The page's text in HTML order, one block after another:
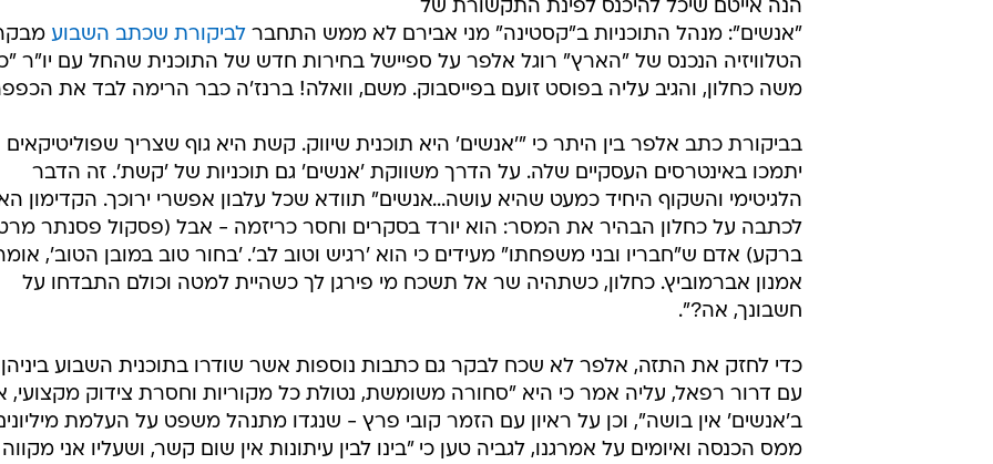
הנה אייטם שיכל להיכנס לפינת התקשורת של
"אנשים": מנהל התוכניות ב"קסטינה" מני אבירם לא ממש התחבר לביקורת שכתב השבוע
הטלוויזיה הנכנס של "הארץ" רוגל אלפר על ספיישל בחירות חדש של התוכנית שהחל עם יו"ר
משה כחלון, והגיב עליה בפוסט זועם בפייסבוק. משם, וואלה! ברנז'ה כבר הרימה לבד את
בביקורת כתב אלפר בין היתר כי "'אנשים' היא תוכנית שיווק. קשת היא גוף שצריך שפוליטיקאים
יתמכו באינטרסים העסקיים שלה. על הדרך משווקת 'אנשים' גם תוכניות של 'קשת'. זה הדבר
הלגיטימי והשקוף היחיד כמעט שהיא עושה...אנשים" תוודא שכל עלבון אפשרי ירוכך. הקדימון
לכתבה על כחלון הבהיר את המסר: הוא יורד בסקרים וחסר כריזמה - אבל (פסקול פסנתר
ברקע) אדם ש"חבריו ובני משפחתו" מעידים כי הוא 'רגיש וטוב לב'. 'בחור טוב במובן הטוב',
אמנון אברמוביץ. כחלון, כשתהיה שר אל תשכח מי פירגן לך כשהיית למטה וכולם התבדחו על
חשבונך, אה?".
כדי לחזק את התזה, אלפר לא שכח לבקר גם כתבות נוספות אשר שודרו בתוכנית השבוע ביניהן
עם דרור רפאל, עליה אמר כי היא "סחורה משומשת, נטולת כל מקוריות וחסרת צידוק מקצועי,
ב'אנשים' אין בושה", וכן על ראיון עם הזמר קובי פרץ - שנגדו מתנהל משפט על העלמת
ממס הכנסה ואיומים על אמרגנו, לגביה טען כי "בינו לבין עיתונות אין שום קשר, ושעליו אני מקווה